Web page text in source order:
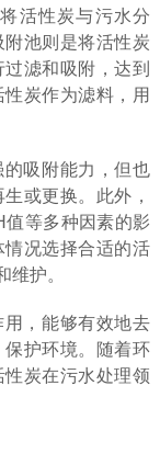
活性炭与污水分
池则是将活性炭
滤和吸附，达到
炭作为滤料，用
吸附能力，但也
或更换。此外，
等多种因素的影
况选择合适的活
维护。
，能够有效地去
护环境。随着环
炭在污水处理领